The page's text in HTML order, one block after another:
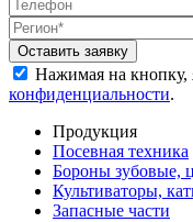
Нажимая на кнопку,
конфиденциальности.
Продукция
Посевная техника
Бороны зубовые,
Культиваторы,
Запасные части